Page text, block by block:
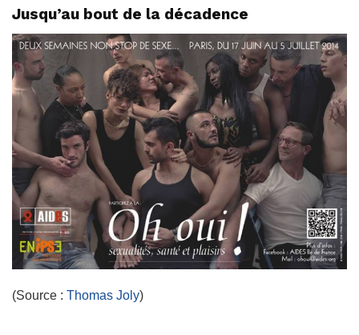
Jusqu’au bout de la décadence
(Source : Thomas Joly)